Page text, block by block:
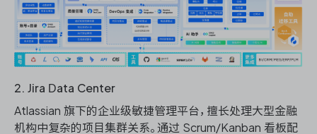
2. Jira Data Center
Atlassian 旗下的企业级敏捷管理平台，擅长处理大型金融
机构中复杂的项目集群关系。通过 Scrum/Kanban 看板配